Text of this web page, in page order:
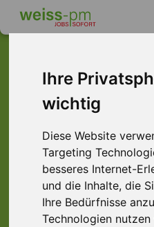
Ihre
wichtig
Diese Website
Targeting
besseres Internet-
und die Inhalte, die
Ihre Bedürfnisse
Technologien
Dieser Job
nicht mehr
... aber vielleicht ist